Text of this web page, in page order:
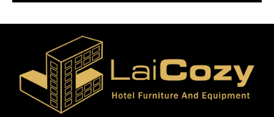
Quando o comprador fizer um pedido em massa
para nós, devolveremos a taxa extra da amostra ao
comprador.
Se for para uso pessoal, podemos fazer o pedido
do varejista, mas os termos de preço devem ser ex-
works.
podemos providenciar a entrega por caminhão ou